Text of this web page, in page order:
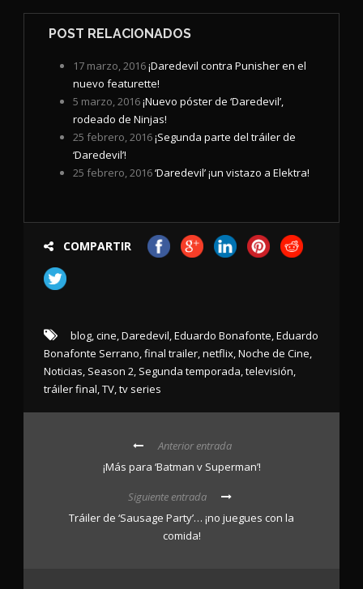
POST RELACIONADOS
17 marzo, 2016¡Daredevil contra Punisher en el
nuevo featurette!
5 marzo, 2016¡Nuevo póster de ‘Daredevil’,
rodeado de Ninjas!
25 febrero, 2016¡Segunda parte del tráiler de
‘Daredevil’!
25 febrero, 2016‘Daredevil’ ¡un vistazo a Elektra!
COMPARTIR
blog,cine,Daredevil,Eduardo Bonafonte,Eduardo
Bonafonte Serrano,final trailer,netflix,Noche de Cine,
Noticias, Season 2, Segunda temporada,televisión,
tráiler final,TV,tv series
Anterior entrada
¡Más para ‘Batman v Superman’!
Siguiente entrada
Tráiler de ‘Sausage Party’… ¡no juegues con la
comida!